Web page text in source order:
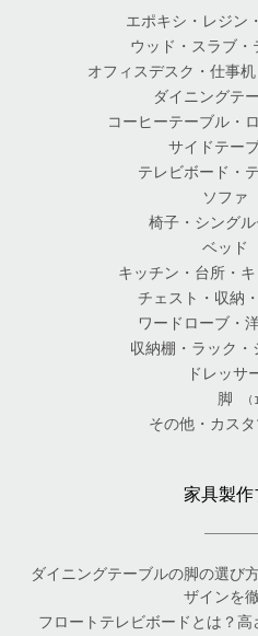
エポキシ・レジン
ウッド・スラブ・
オフィスデスク・仕事
ダイニングテ
コーヒーテーブル・
サイドテー
テレビボード・
ソファ
椅子・シング
ベッド
キッチン・台所・
チェスト・収納
ワードローブ・
収納棚・ラック・
ドレッサ
脚
その他・カス
家具製作
ダイニングテーブルの脚の選び
ザインを
フロートテレビボードとは？